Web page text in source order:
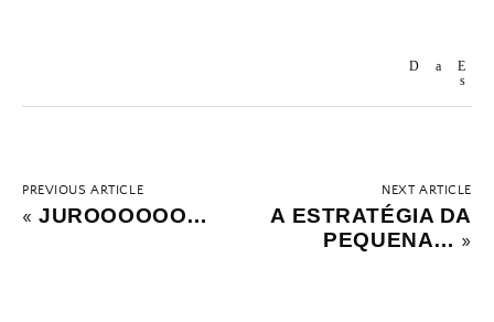
PREVIOUS ARTICLE
«JUROOOOOO…
NEXT ARTICLE
A ESTRATÉGIA DA
PEQUENA… »